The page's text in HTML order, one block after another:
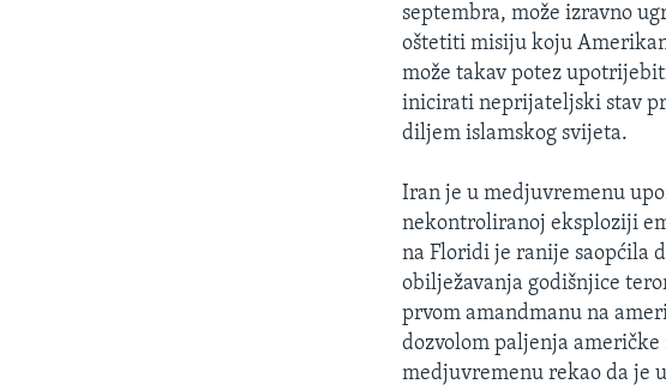
septembra, može izravno
oštetiti misiju koju
može takav potez
inicirati neprijateljski stav
diljem islamskog svijeta.
Iran je u medjuvremenu
nekontroliranoj eksploziji
na Floridi je ranije saopćila
obilježavanja godišnjice
prvom amandmanu na
dozvolom paljenja američke
medjuvremenu rekao da je